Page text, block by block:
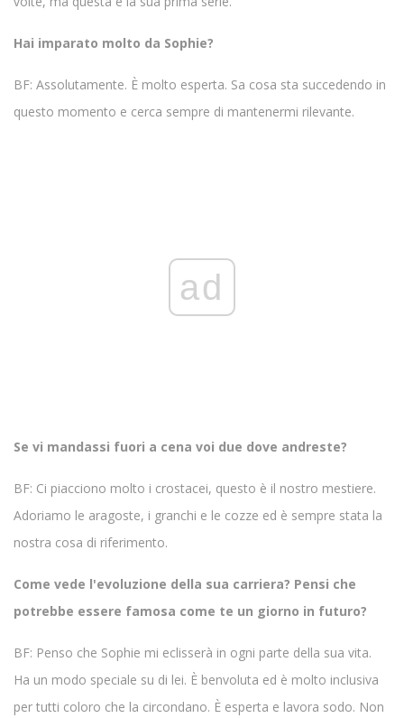
Hai imparato molto da Sophie?
BF: Assolutamente. È molto esperta. Sa cosa sta succedendo in
questo momento e cerca sempre di mantenermi rilevante.
ad
Se vi mandassi fuori a cena voi due dove andreste?
BF: Ci piacciono molto i crostacei, questo è il nostro mestiere.
Adoriamo le aragoste, i granchi e le cozze ed è sempre stata la
nostra cosa di riferimento.
Come vede l'evoluzione della sua carriera? Pensi che
potrebbe essere famosa come te un giorno in futuro?
BF: Penso che Sophie mi eclisserà in ogni parte della sua vita.
Ha un modo speciale su di lei. È benvoluta ed è molto inclusiva
per tutti coloro che la circondano. È esperta e lavora sodo. Non